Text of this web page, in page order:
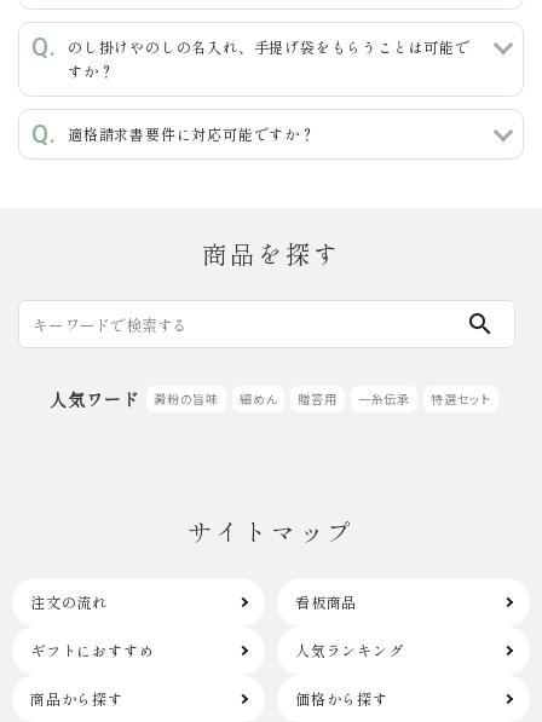
のし掛けやのしの名入れ、手提げ袋をもらうことは可能で
すか？
適格請求書要件に対応可能ですか？
商品を探す
search
人気ワード 澱粉の旨味 細めん 贈答用 一糸伝承 特選セット
サイトマップ
注文の流れ 看板商品
ギフトにおすすめ 人気ランキング
商品から探す 価格から探す